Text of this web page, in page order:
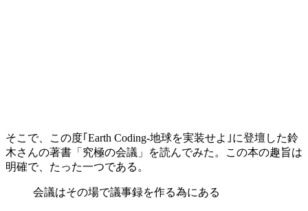
そこで、この度｢Earth Coding-地球を実装せよ｣に登壇した鈴
木さんの著書「究極の会議」を読んでみた。この本の趣旨は
明確で、たった一つである。
会議はその場で議事録を作る為にある